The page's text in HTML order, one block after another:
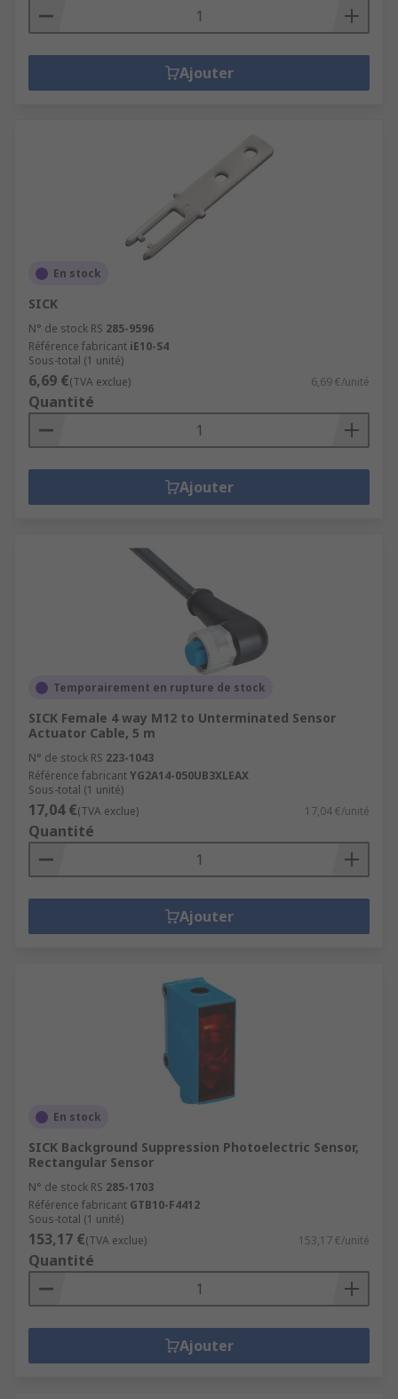
Ajouter
En stock
SICK
N° de stock RS 285-9596
Référence fabricant iE10-S4
Sous-total (1 unité)
6,69 €(TVA exclue) 6,69 €/unité
Quantité
Ajouter
Temporairement en rupture de stock
SICK Female 4 way M12 to Unterminated Sensor
Actuator Cable, 5 m
N° de stock RS 223-1043
Référence fabricantYG2A14-050UB3XLEAX
Sous-total (1 unité)
17,04 €(TVA exclue) 17,04 €/unité
Quantité
Ajouter
En stock
SICK Background Suppression Photoelectric Sensor,
Rectangular Sensor
N° de stock RS 285-1703
Référence fabricant GTB10-F4412
Sous-total (1 unité)
153,17 €(TVA exclue) 153,17 €/unité
Quantité
Ajouter